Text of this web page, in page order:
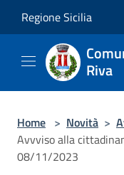
Regione Sicilia
Riva
Home > Novità >
Avvviso alla
08/11/2023